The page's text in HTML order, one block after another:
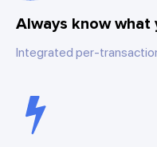
Always know what
Integrated per-